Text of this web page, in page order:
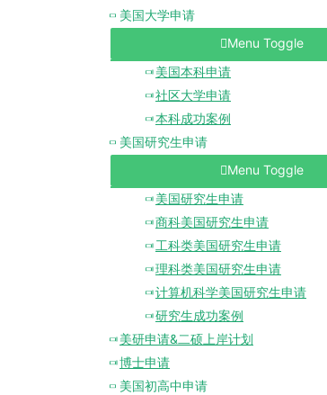
美国大学申请
Menu Toggle
美国本科申请
社区大学申请
本科成功案例
美国研究生申请
Menu Toggle
美国研究生申请
商科美国研究生申请
工科类美国研究生申请
理科类美国研究生申请
计算机科学美国研究生申请
研究生成功案例
美研申请&二硕上岸计划
博士申请
美国初高中申请